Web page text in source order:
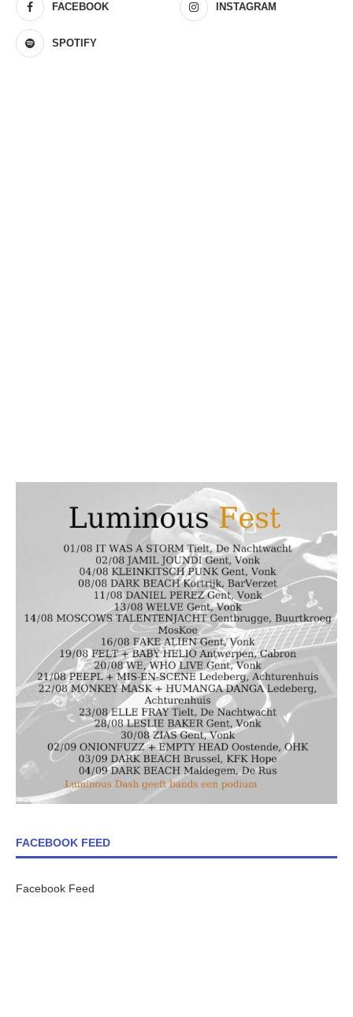
FACEBOOK INSTAGRAM
SPOTIFY
FACEBOOK FEED
Facebook Feed